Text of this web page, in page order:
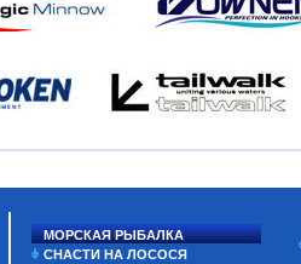
МОРСКАЯ РЫБАЛКА
СНАСТИ НА ЛОСОСЯ